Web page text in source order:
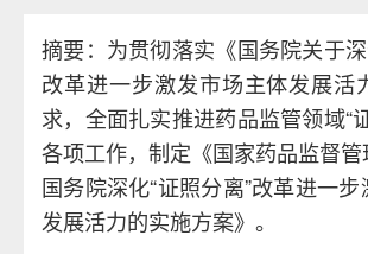
摘要：为贯彻落实《国务院关于
改革进一步激发市场主体发展活
求，全面扎实推进药品监管领域“
各项工作，制定《国家药品监督
国务院深化“证照分离”改革进一
发展活力的实施方案》。